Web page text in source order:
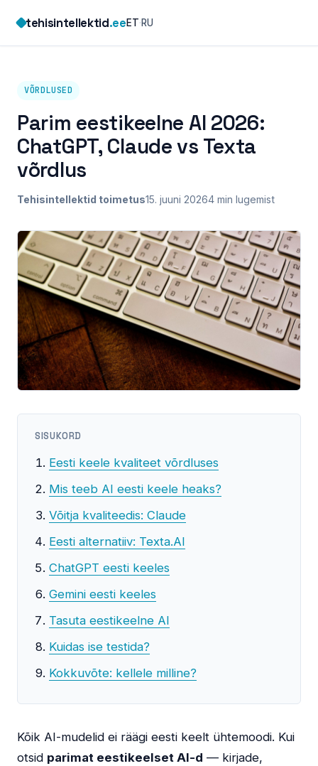
content
tehisintellektid.eeET·RU
VÕRDLUSED
Parim eestikeelne AI 2026:
ChatGPT, Claude vs Texta
võrdlus
Tehisintellektid toimetus15. juuni 20264 min lugemist
SISUKORD
Eesti keele kvaliteet võrdluses
Mis teeb AI eesti keele heaks?
Võitja kvaliteedis: Claude
Eesti alternatiiv: Texta.AI
ChatGPT eesti keeles
Gemini eesti keeles
Tasuta eestikeelne AI
Kuidas ise testida?
Kokkuvõte: kellele milline?
Kõik AI-mudelid ei räägi eesti keelt ühtemoodi. Kui
otsid parimat eestikeelset AI-d — kirjade,